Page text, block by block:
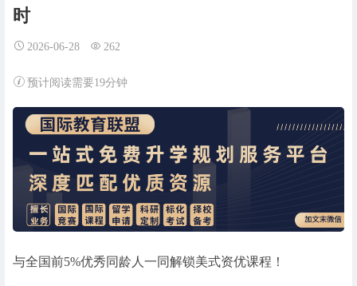
时
2026-06-28 262
预计阅读需要19分钟
与全国前5%优秀同龄人一同解锁美式资优课程！